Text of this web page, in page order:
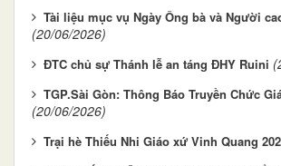
Tài liệu mục vụ Ngày Ông bà và Người
(20/06/2026)
ĐTC chủ sự Thánh lễ an táng ĐHY Ruini
TGP.Sài Gòn: Thông Báo Truyền Chức
(20/06/2026)
Trại hè Thiếu Nhi Giáo xứ Vinh Quang